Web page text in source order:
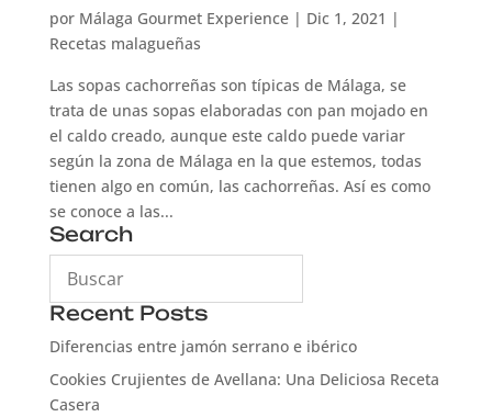
por Málaga Gourmet Experience| Dic 1, 2021 |
Recetas malagueñas
Las sopas cachorreñas son típicas de Málaga, se
trata de unas sopas elaboradas con pan mojado en
el caldo creado, aunque este caldo puede variar
según la zona de Málaga en la que estemos, todas
tienen algo en común, las cachorreñas. Así es como
se conoce a las...
Search
Recent Posts
Diferencias entre jamón serrano e ibérico
Cookies Crujientes de Avellana: Una Deliciosa Receta
Casera